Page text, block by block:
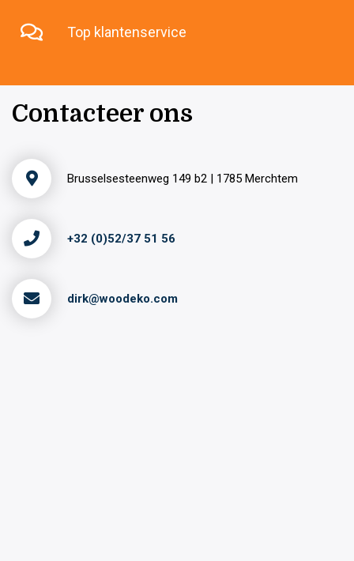
Top klantenservice
Contacteer ons
Brusselsesteenweg 149 b2 | 1785 Merchtem
+32 (0)52/37 51 56
dirk@woodeko.com